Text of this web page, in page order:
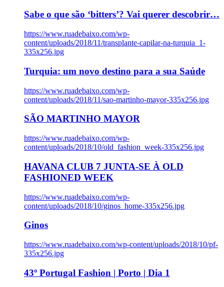
Sabe o que são ‘bitters’? Vai querer descobrir…
https://www.ruadebaixo.com/wp-
content/uploads/2018/11/transplante-capilar-na-turquia_1-
335x256.jpg
Turquia: um novo destino para a sua Saúde
https://www.ruadebaixo.com/wp-
content/uploads/2018/11/sao-martinho-mayor-335x256.jpg
SÃO MARTINHO MAYOR
https://www.ruadebaixo.com/wp-
content/uploads/2018/10/old_fashion_week-335x256.jpg
HAVANA CLUB 7 JUNTA-SE À OLD
FASHIONED WEEK
https://www.ruadebaixo.com/wp-
content/uploads/2018/10/ginos_home-335x256.jpg
Ginos
https://www.ruadebaixo.com/wp-content/uploads/2018/10/pf-
335x256.jpg
43º Portugal Fashion | Porto | Dia 1